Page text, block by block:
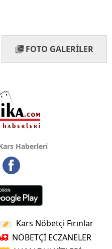
FOTO GALERILER
Haberleri
Kars Nöbetçi Fırınlar
NÖBETÇİ ECZANELER